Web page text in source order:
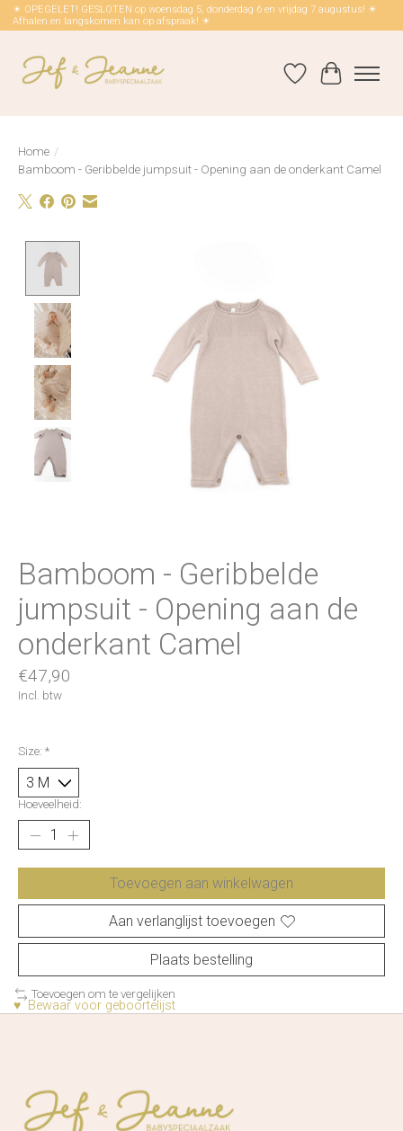
☀ OPEGELET! GESLOTEN op woensdag 5, donderdag 6 en vrijdag 7 augustus! ☀
Afhalen en langskomen kan op afspraak! ☀
Verlanglijst
Home /
Bamboom - Geribbelde jumpsuit - Opening aan de onderkant Camel
Bamboom - Geribbelde
jumpsuit - Opening aan de
onderkant Camel
€47,90
Incl. btw
Size: *
Hoeveelheid:
Toevoegen aan winkelwagen
Aan verlanglijst toevoegen
Plaats bestelling
Toevoegen om te vergelijken
♥ Bewaar voor geboortelijst